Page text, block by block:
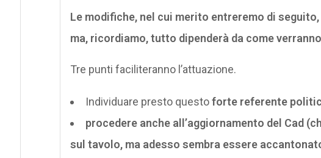
Le modifiche, nel cui merito entreremo di
ma, ricordiamo, tutto dipenderà da come
Tre punti faciliteranno l’attuazione.
Individuare presto questoforte referente
procedere anche all’aggiornamento del Cad
sul tavolo, ma adesso sembra essere